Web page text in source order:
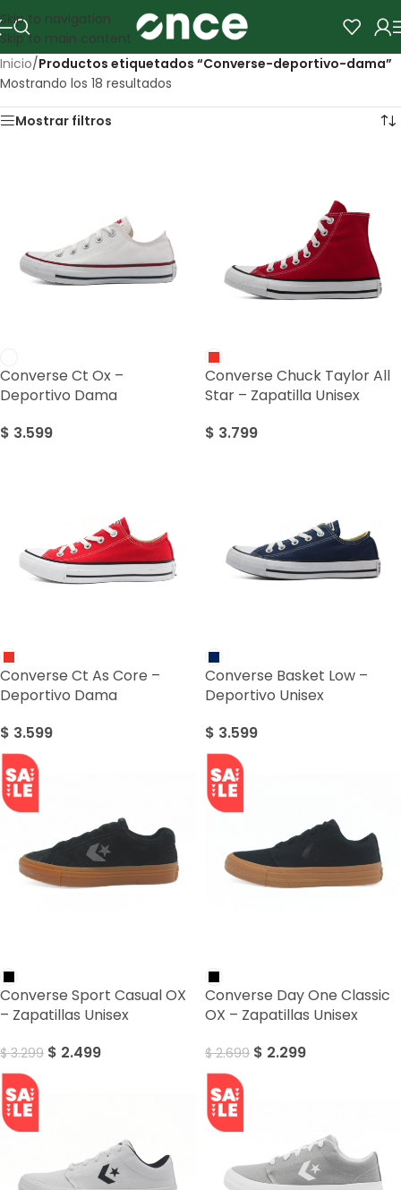
Skip to navigation
Skip to main content
Inicio/Productos etiquetados “Converse-deportivo-dama”
Mostrando los 18 resultados
Mostrar filtros
Converse Ct Ox –
Deportivo Dama
$ 3.599
Converse Chuck Taylor All
Star – Zapatilla Unisex
$ 3.799
Converse Ct As Core –
Deportivo Dama
$ 3.599
Converse Basket Low –
Deportivo Unisex
$ 3.599
Converse Sport Casual OX
– Zapatillas Unisex
$3.299 $ 2.499
Converse Day One Classic
OX – Zapatillas Unisex
$2.699 $ 2.299